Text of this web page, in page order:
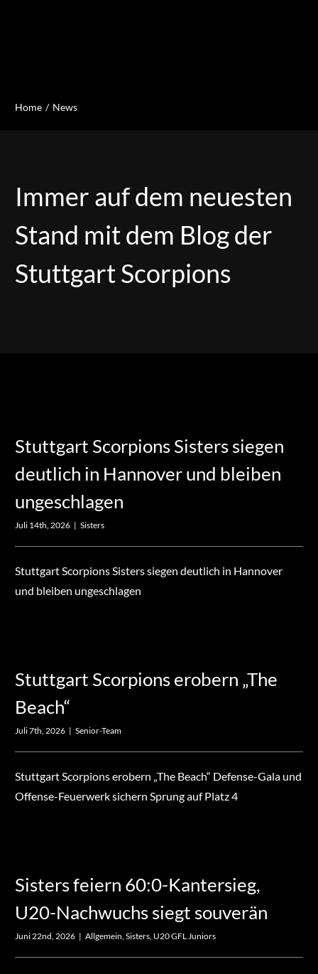
Home News
Immer auf dem neuesten
Stand mit dem Blog der
Stuttgart Scorpions
Stuttgart Scorpions Sisters siegen
deutlich in Hannover und bleiben
ungeschlagen
Juli 14th, 2026 | Sisters
Stuttgart Scorpions Sisters siegen deutlich in Hannover
und bleiben ungeschlagen
Stuttgart Scorpions erobern „The
Beach“
Juli 7th, 2026 | Senior-Team
Stuttgart Scorpions erobern „The Beach“ Defense-Gala und
Offense-Feuerwerk sichern Sprung auf Platz 4
Sisters feiern 60:0-Kantersieg,
U20-Nachwuchs siegt souverän
Juni 22nd, 2026 | Allgemein, Sisters, U20 GFL Juniors